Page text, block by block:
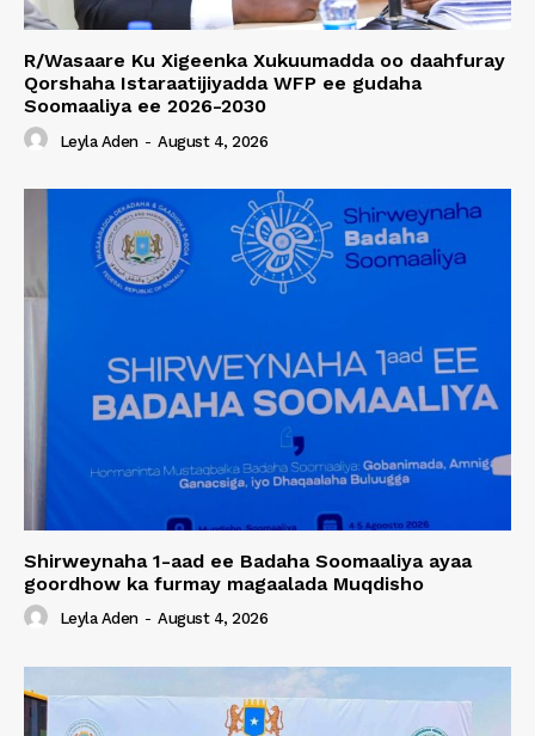
R/Wasaare Ku Xigeenka Xukuumadda oo daahfuray
Qorshaha Istaraatijiyadda WFP ee gudaha
Soomaaliya ee 2026-2030
Leyla Aden - August 4, 2026
Shirweynaha 1-aad ee Badaha Soomaaliya ayaa
goordhow ka furmay magaalada Muqdisho
Leyla Aden - August 4, 2026